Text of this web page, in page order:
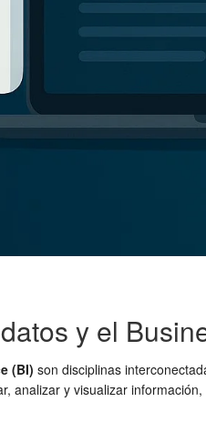
y el
(BI) son disciplinas
analizar y visualizar